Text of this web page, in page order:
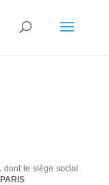
dont le siège social